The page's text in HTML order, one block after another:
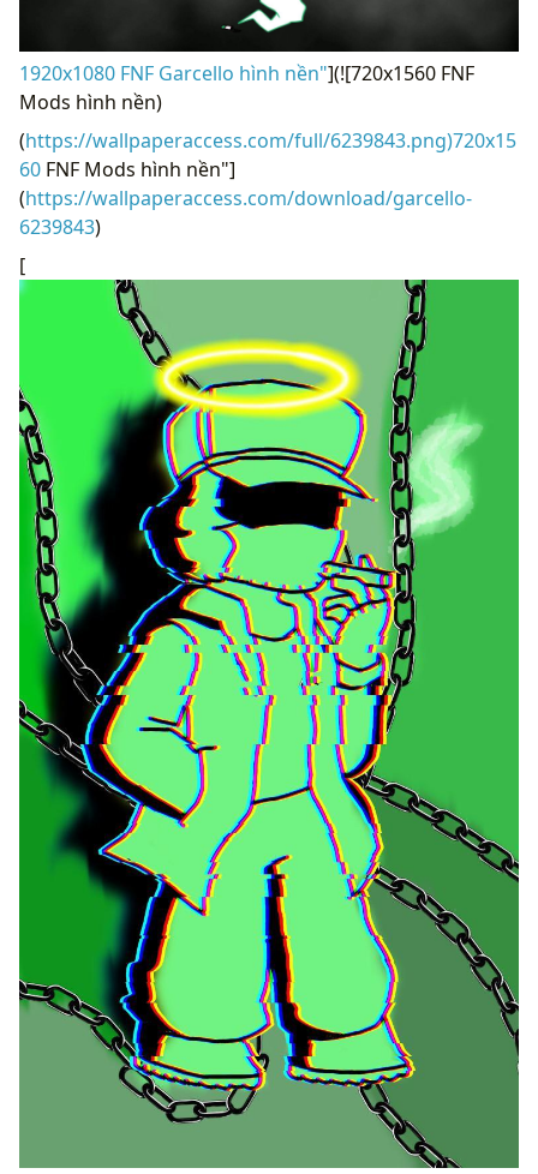
1920x1080 FNF Garcello hình nền"](![720x1560 FNF
Mods hình nền)
(https://wallpaperaccess.com/full/6239843.png)720x15
60 FNF Mods hình nền"]
(https://wallpaperaccess.com/download/garcello-
6239843)
[